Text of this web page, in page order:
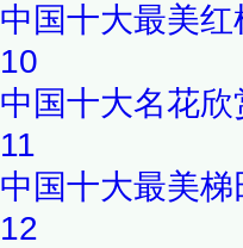
中国十大最美红
10
中国十大名花欣
11
中国十大最美梯
12